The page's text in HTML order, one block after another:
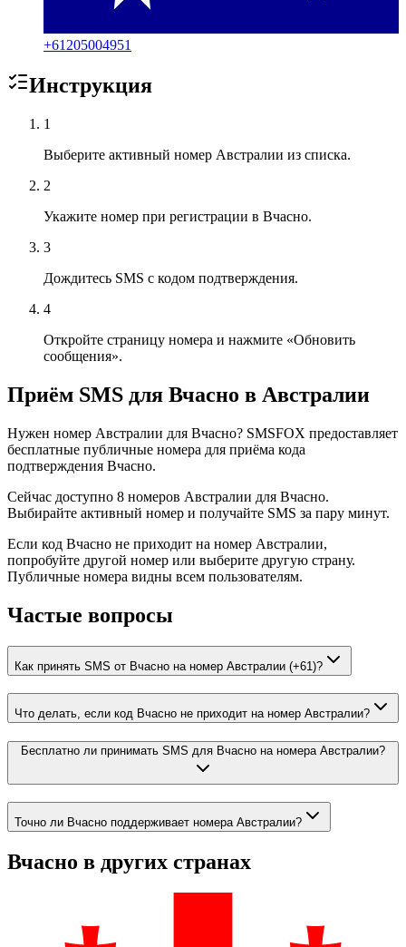
+61205004951
Инструкция
1
Выберите активный номер Австралии из списка.
2
Укажите номер при регистрации в Вчасно.
3
Дождитесь SMS с кодом подтверждения.
4
Откройте страницу номера и нажмите «Обновить
сообщения».
Приём SMS для Вчасно в Австралии
Нужен номер Австралии для Вчасно? SMSFOX предоставляет
бесплатные публичные номера для приёма кода
подтверждения Вчасно.
Сейчас доступно 8 номеров Австралии для Вчасно.
Выбирайте активный номер и получайте SMS за пару минут.
Если код Вчасно не приходит на номер Австралии,
попробуйте другой номер или выберите другую страну.
Публичные номера видны всем пользователям.
Частые вопросы
Как принять SMS от Вчасно на номер Австралии (+61)?
Что делать, если код Вчасно не приходит на номер Австралии?
Бесплатно ли принимать SMS для Вчасно на номера Австралии?
Точно ли Вчасно поддерживает номера Австралии?
Вчасно в других странах